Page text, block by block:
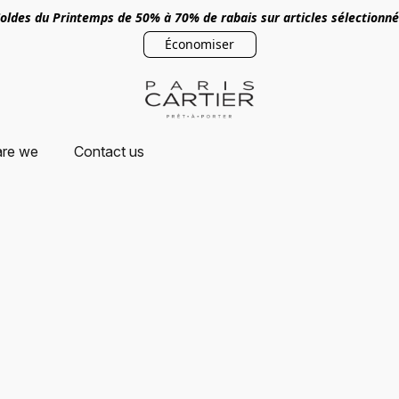
du Printemps de 50% à 70% de rabais sur articles
Économiser
we Contact us